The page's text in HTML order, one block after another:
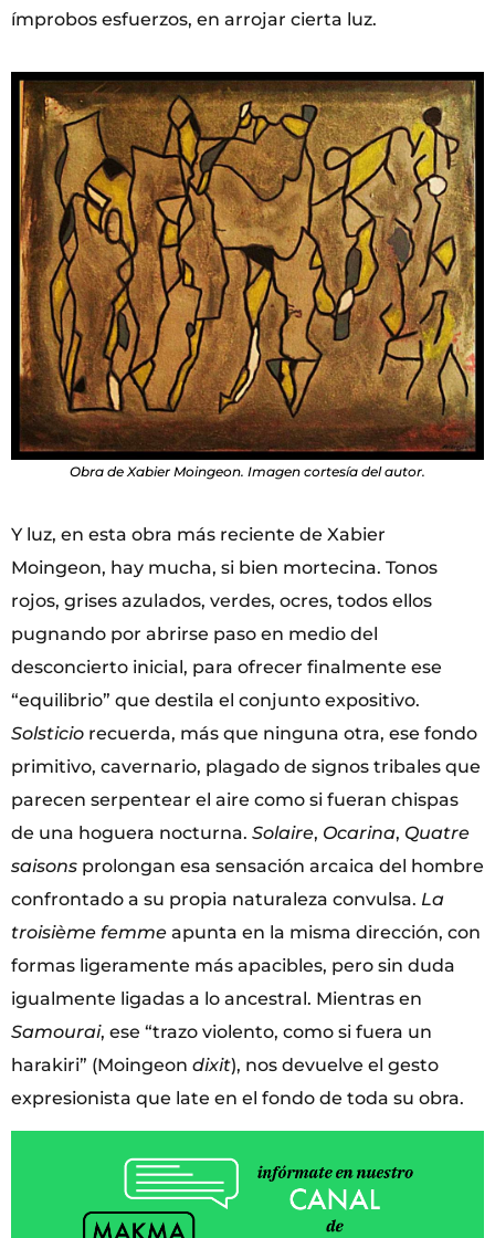
ímprobos esfuerzos, en arrojar cierta luz.
Obra de Xabier Moingeon. Imagen cortesía del autor.
Y luz, en esta obra más reciente de Xabier
Moingeon, hay mucha, si bien mortecina. Tonos
rojos, grises azulados, verdes, ocres, todos ellos
pugnando por abrirse paso en medio del
desconcierto inicial, para ofrecer finalmente ese
“equilibrio” que destila el conjunto expositivo.
Solsticio recuerda, más que ninguna otra, ese fondo
primitivo, cavernario, plagado de signos tribales que
parecen serpentear el aire como si fueran chispas
de una hoguera nocturna. Solaire, Ocarina, Quatre
saisons prolongan esa sensación arcaica del hombre
confrontado a su propia naturaleza convulsa. La
troisième femme apunta en la misma dirección, con
formas ligeramente más apacibles, pero sin duda
igualmente ligadas a lo ancestral. Mientras en
Samourai, ese “trazo violento, como si fuera un
harakiri” (Moingeon dixit), nos devuelve el gesto
expresionista que late en el fondo de toda su obra.